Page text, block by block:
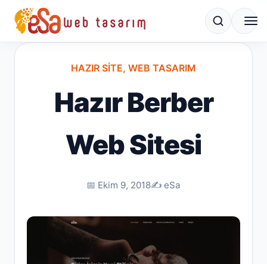
HAZIR SITE, WEB TASARIM
Hazır Berber
Web Sitesi
📅 Ekim 9, 2018✍️ eSa